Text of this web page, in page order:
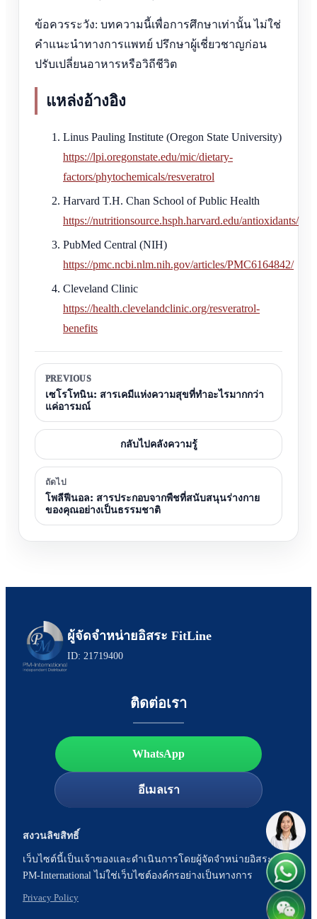
ข้อควรระวัง: บทความนี้เพื่อการศึกษาเท่านั้น ไม่ใช่
คำแนะนำทางการแพทย์ ปรึกษาผู้เชี่ยวชาญก่อน
ปรับเปลี่ยนอาหารหรือวิถีชีวิต
แหล่งอ้างอิง
Linus Pauling Institute (Oregon State University)
https://lpi.oregonstate.edu/mic/dietary-
factors/phytochemicals/resveratrol
Harvard T.H. Chan School of Public Health
https://nutritionsource.hsph.harvard.edu/antioxidants/
PubMed Central (NIH)
https://pmc.ncbi.nlm.nih.gov/articles/PMC6164842/
Cleveland Clinic
https://health.clevelandclinic.org/resveratrol-
benefits
PREVIOUS
เซโรโทนิน: สารเคมีแห่งความสุขที่ทำอะไรมากกว่า
แค่อารมณ์
กลับไปคลังความรู้
ถัดไป
โพลีฟีนอล: สารประกอบจากพืชที่สนับสนุนร่างกาย
ของคุณอย่างเป็นธรรมชาติ
ผู้จัดจำหน่ายอิสระ FitLine
ID: 21719400
ติดต่อเรา
WhatsApp
อีเมลเรา
สงวนลิขสิทธิ์
เว็บไซต์นี้เป็นเจ้าของและดำเนินการโดยผู้จัดจำหน่ายอิสระของ
PM-International ไม่ใช่เว็บไซต์องค์กรอย่างเป็นทางการ
Privacy Policy